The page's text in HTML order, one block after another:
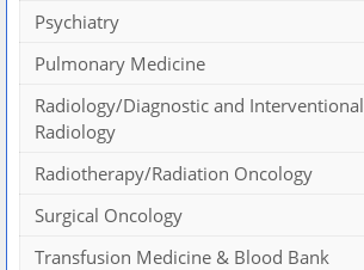
Psychiatry
Pulmonary Medicine
Radiology/Diagnostic and Interventional
Radiology
Radiotherapy/Radiation Oncology
Surgical Oncology
Transfusion Medicine & Blood Bank